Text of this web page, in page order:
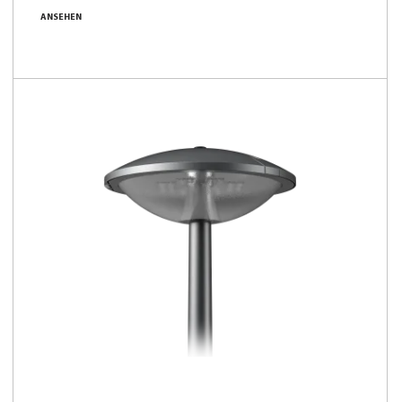
ANSEHEN
90 - 168 [lm/W]
Familie vergleichen